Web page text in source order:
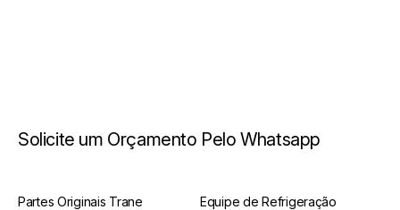
Solicite um Orçamento Pelo Whatsapp
Partes Originais Trane Equipe de Refrigeração